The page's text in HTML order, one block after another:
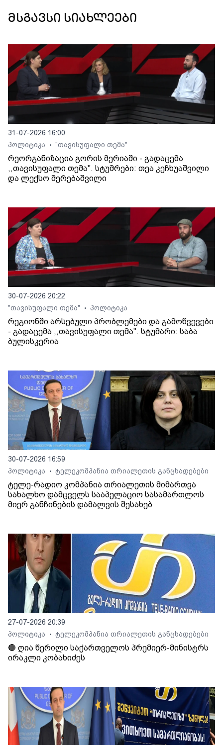
მსგავსი სიახლეები
31-07-2026 16:00
პოლიტიკა
• "თავისუფალი თემა"
რეორგანიზაცია გორის მერიაში - გადაცემა
,,თავისუფალი თემა". სტუმრები: თეა კეჩხუაშვილი
და ლექსო მერებაშვილი
30-07-2026 20:22
"თავისუფალი თემა"
• პოლიტიკა
რეგიონში არსებული პრობლემები და გამოწვევები
- გადაცემა ,,თავისუფალი თემა". სტუმარი: საბა
ბულისკერია
30-07-2026 16:59
პოლიტიკა
• ტელეკომპანია თრიალეთის განცხადებები
ტელე-რადიო კომპანია თრიალეთის მიმართვა
სახალხო დამცველს სააპელაციო სასამართლოს
მიერ განჩინების დამალვის შესახებ
27-07-2026 20:39
პოლიტიკა
• ტელეკომპანია თრიალეთის განცხადებები
🔴 ღია წერილი საქართველოს პრემიერ-მინისტრს
ირაკლი კობახიძეს